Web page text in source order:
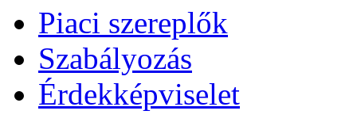
Piaci szereplők
Szabályozás
Érdekképviselet